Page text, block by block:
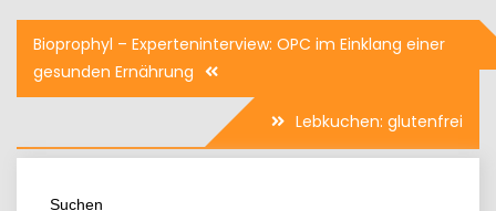
Beitragsnavigation
Bioprophyl – Experteninterview: OPC im Einklang einer
gesunden Ernährung
Lebkuchen: glutenfrei
Suchen